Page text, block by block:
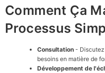
Comment Ça
Processus
Consultation - Discutez
besoins en matière de
Développement de